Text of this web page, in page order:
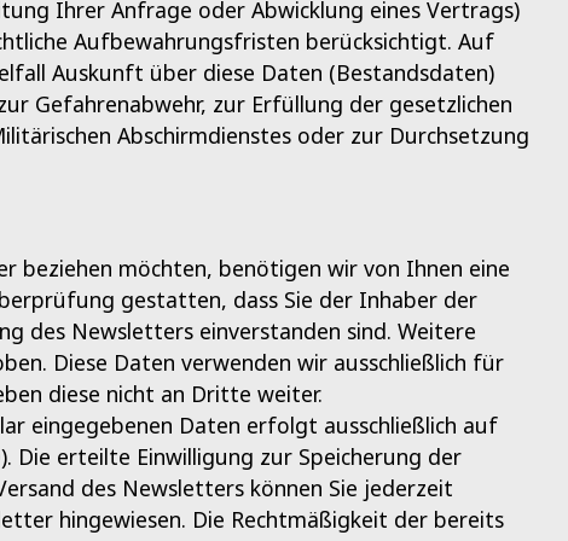
Ihrer Anfrage oder Abwicklung eines Vertrags)
Aufbewahrungsfristen berücksichtigt. Auf
Auskunft über diese Daten (Bestandsdaten)
Gefahrenabwehr, zur Erfüllung der gesetzlichen
Abschirmdienstes oder zur Durchsetzung
beziehen möchten, benötigen wir von Ihnen eine
gestatten, dass Sie der Inhaber der
des Newsletters einverstanden sind. Weitere
Diese Daten verwenden wir ausschließlich für
diese nicht an Dritte weiter.
eingegebenen Daten erfolgt ausschließlich auf
Die erteilte Einwilligung zur Speicherung der
des Newsletters können Sie jederzeit
hingewiesen. Die Rechtmäßigkeit der bereits